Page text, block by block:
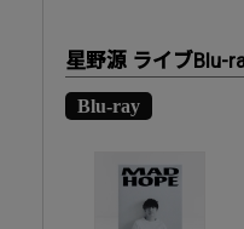
星野源 ライブBlu-
Blu-ray